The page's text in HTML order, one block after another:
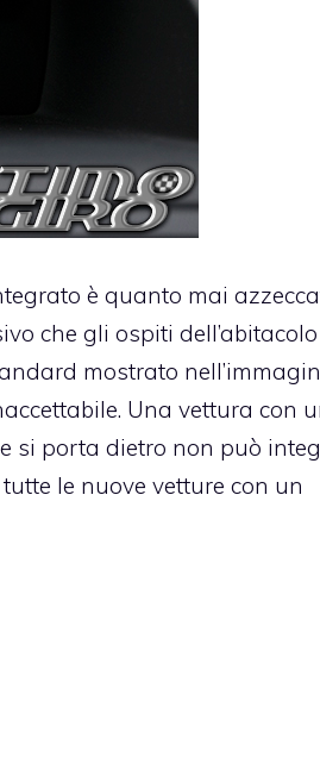
è quanto mai
che gli ospiti dell’abitacolo
mostrato
Una vettura con
si porta dietro non può
le nuove vetture con un